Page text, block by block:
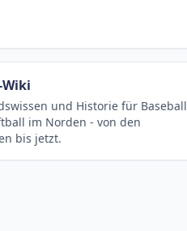
Wiki
und Historie für Baseball
im Norden - von den
bis jetzt.